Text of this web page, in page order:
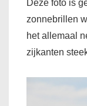
Deze foto is
zonnebrillen
het allemaal
zijkanten